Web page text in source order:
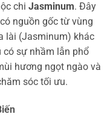
chi Jasminum. Đây
nguồn gốc từ vùng
lài (Jasminum) khác
có sự nhầm lẫn phổ
hương ngọt ngào và
sóc tối ưu.